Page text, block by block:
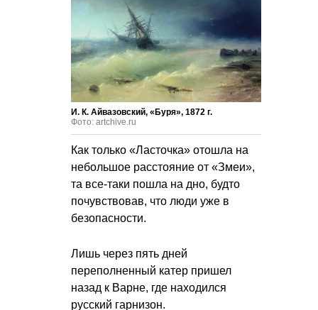
И. К. Айвазовский, «Буря», 1872 г.
Фото: artchive.ru
Как только «Ласточка» отошла на
небольшое расстояние от «Змеи»,
та все-таки пошла на дно, будто
почувствовав, что люди уже в
безопасности.
Лишь через пять дней
переполненный катер пришел
назад к Варне, где находился
русский гарнизон.